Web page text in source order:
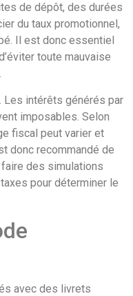
de dépôt, des durées
du taux promotionnel,
Il est donc essentiel
toute mauvaise
Les intérêts générés par
imposables. Selon
fiscal peut varier et
donc recommandé de
des simulations
pour déterminer le
avec des livrets